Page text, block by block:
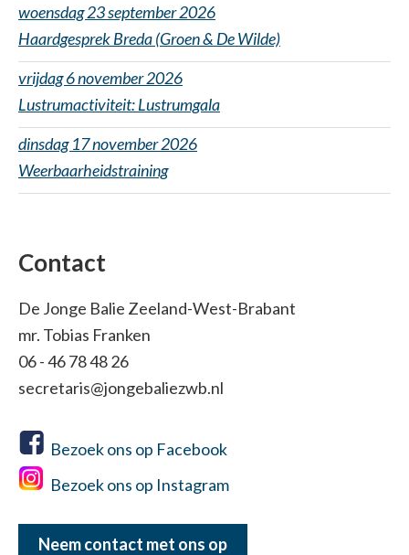
woensdag 23 september 2026
Haardgesprek Breda (Groen & De Wilde)
vrijdag 6 november 2026
Lustrumactiviteit: Lustrumgala
dinsdag 17 november 2026
Weerbaarheidstraining
Contact
De Jonge Balie Zeeland-West-Brabant
mr. Tobias Franken
06 - 46 78 48 26
secretaris@jongebaliezwb.nl
Bezoek ons op Facebook
Bezoek ons op Instagram
Neem contact met ons op